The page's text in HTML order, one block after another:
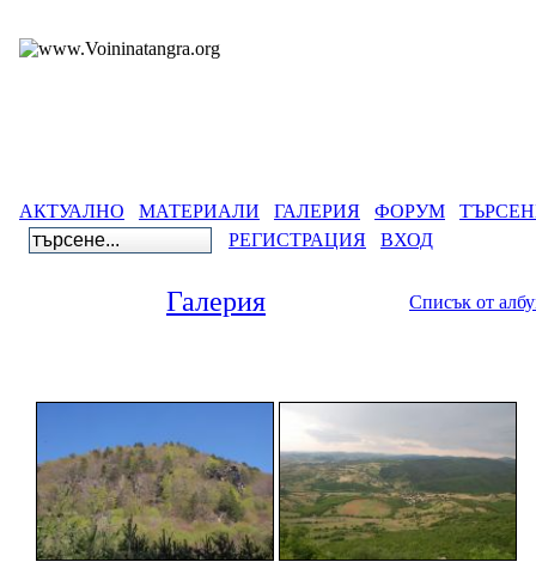
АКТУАЛНО МАТЕРИАЛИ ГАЛЕРИЯ ФОРУМ
РЕГИСТРАЦИЯ
ВХОД
Галерия Списък от